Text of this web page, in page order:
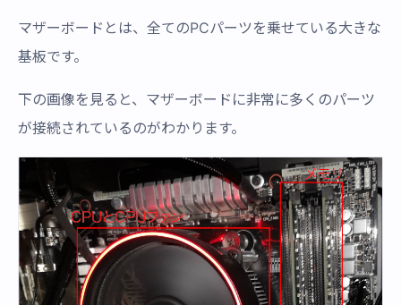
マザーボードとは、全てのPCパーツを乗せている大きな
基板です。
下の画像を見ると、マザーボードに非常に多くのパーツ
が接続されているのがわかります。